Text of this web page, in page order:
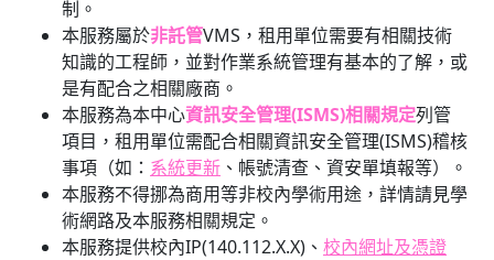
制。
本服務屬於非託管VMS，租用單位需要有相關技術
知識的工程師，並對作業系統管理有基本的了解，或
是有配合之相關廠商。
本服務為本中心資訊安全管理(ISMS)相關規定列管
項目，租用單位需配合相關資訊安全管理(ISMS)稽核
事項（如： 系統更新 、帳號清查、資安單填報等）。
本服務不得挪為商用等非校內學術用途，詳情請見學
術網路及本服務相關規定。
本服務提供校內IP(140.112.X.X)、 校內網址及憑證